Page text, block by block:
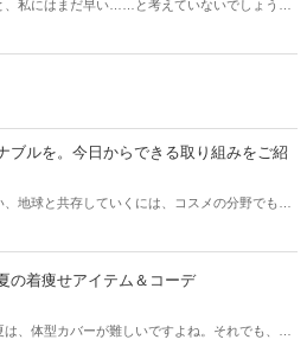
、私にはまだ早い……と考えていないでしょう
ブルを。今日からできる取り組みをご紹
地球と共存していくには、コスメの分野でも環
ること」の両方があります。肌を健康にキレイに
環境も美しくなるようなコスメの使い方をご紹介
の着痩せアイテム＆コーデ
、体型カバーが難しいですよね。それでも、素